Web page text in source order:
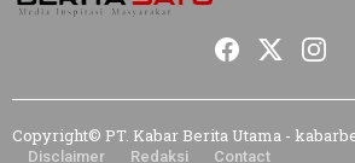
Copyright© PT. Kabar Berita Utama -
Disclaimer Redaksi Contact